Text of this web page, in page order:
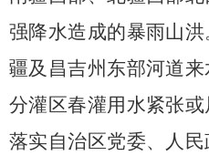
强降水造成的暴雨山洪
疆及昌吉州东部河道
分灌区春灌用水紧张或
落实自治区党委、人